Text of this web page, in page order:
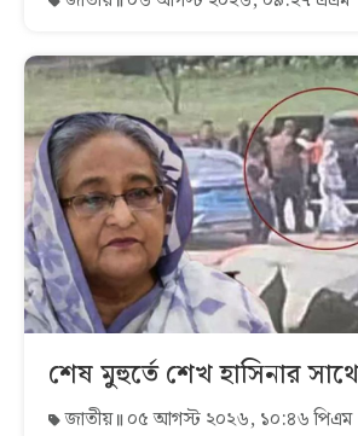
শেষ মুহুর্তে শেখ হাসিনার
জাতীয় ০৫ আগস্ট ২০২৬, ১০:৪৬ পিএম